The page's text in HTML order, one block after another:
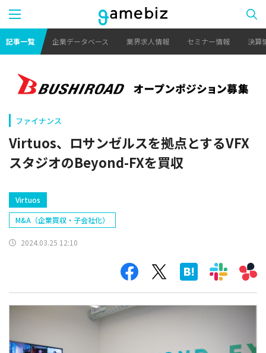
記事一覧 企業データベース 業界求人情報 セミナー情報 決算
ファイナンス
Virtuos、ロサンゼルスを拠点とするVFX
スタジオのBeyond-FXを買収
Virtuos
M&A（企業買収・子会社化）
2024.03.25 12:10